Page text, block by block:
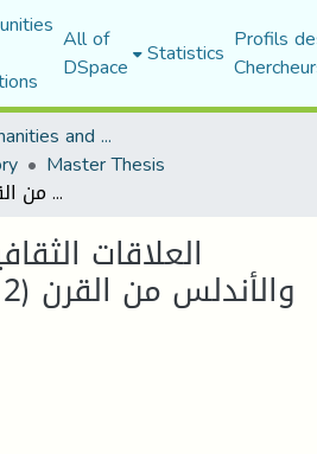
All of
DSpace Statistics Profils
Faculty of Humanities and Social Sciences
Master Thesis
العلاقات الثقافية بين القيروان والأندلس من القرن (2 – 4-هـ/8-10م)
العلاقات
والأندلس من القرن (2 – 4-هـ/8-10م)